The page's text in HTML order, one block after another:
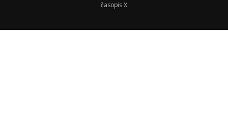
časopis X